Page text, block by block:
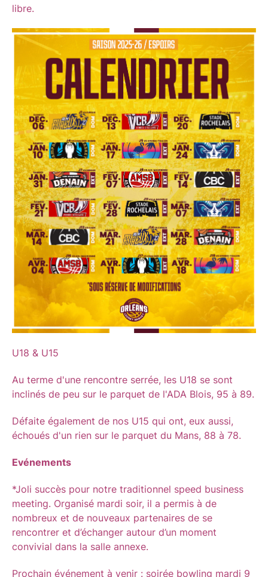
libre.
U18 & U15
Au terme d'une rencontre serrée, les U18 se sont
inclinés de peu sur le parquet de l'ADA Blois, 95 à 89.
Défaite également de nos U15 qui ont, eux aussi,
échoués d'un rien sur le parquet du Mans, 88 à 78.
Evénements
*Joli succès pour notre traditionnel speed business
meeting. Organisé mardi soir, il a permis à de
nombreux et de nouveaux partenaires de se
rencontrer et d’échanger autour d’un moment
convivial dans la salle annexe.
Prochain événement à venir : soirée bowling mardi 9